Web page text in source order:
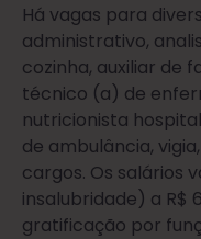
Há vagas para
administrativo,
cozinha, auxiliar de
técnico (a) de
nutricionista
de ambulância,
cargos. Os salários
insalubridade) a R$
gratificação por